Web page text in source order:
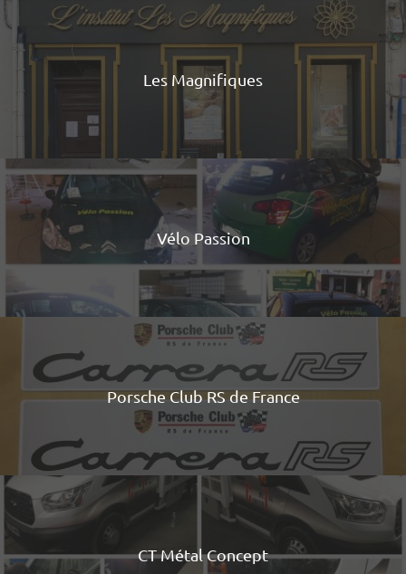
Les Magnifiques
Vélo Passion
Porsche Club RS de France
CT Métal Concept